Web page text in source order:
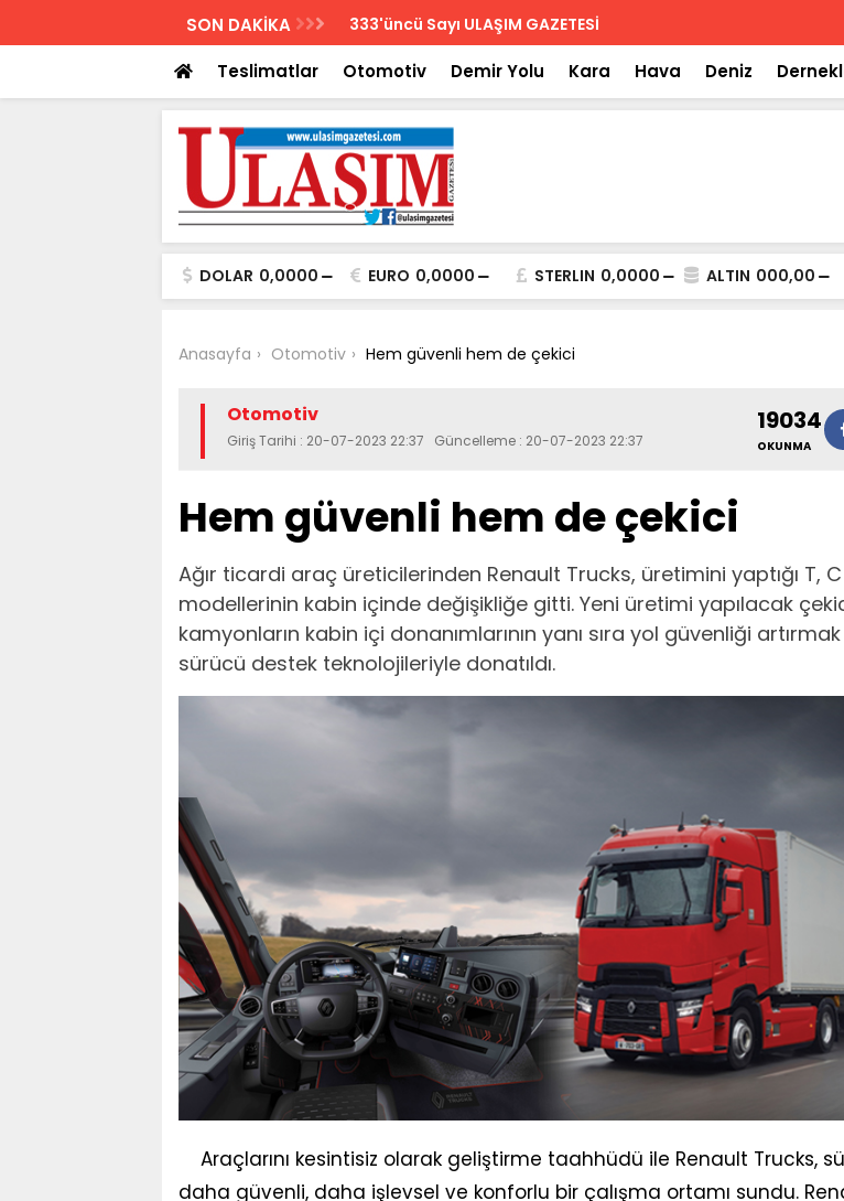
SON DAKİKA Biletler 12 saatte iade
Teslimatlar Otomotiv Demir Yolu Kara Hava Deniz
DOLAR 0,0000 EURO 0,0000 STERLIN 0,0000 ALTIN 000,00
Anasayfa Otomotiv Hem güvenli hem de çekici
Otomotiv
Giriş Tarihi : 20-07-2023 22:37 Güncelleme : 20-07-2023 22:37
19034
OKUNMA
Hem güvenli hem de çekici
Ağır ticardi araç üreticilerinden Renault Trucks, üretimini yaptığı T,
modellerinin kabin içinde değişikliğe gitti. Yeni üretimi yapılacak
kamyonların kabin içi donanımlarının yanı sıra yol güvenliği
sürücü destek teknolojileriyle donatıldı.
Araçlarını kesintisiz olarak geliştirme taahhüdü ile Renault Trucks,
daha güvenli, daha işlevsel ve konforlu bir çalışma ortamı sundu.